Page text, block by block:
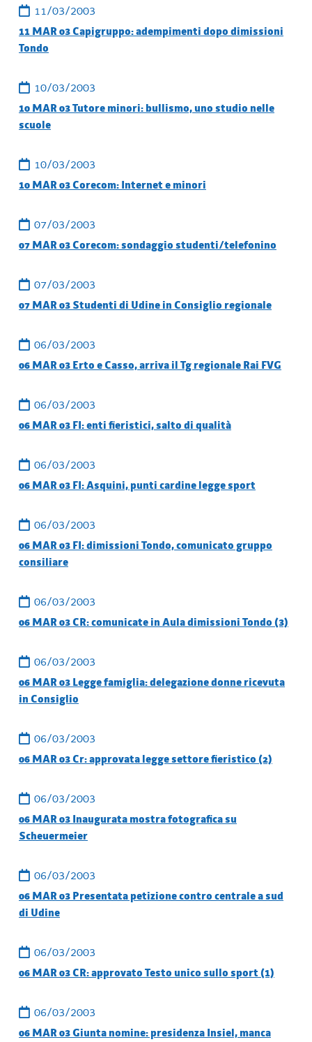
11/03/2003
11 MAR 03 Capigruppo: adempimenti dopo dimissioni
Tondo
10/03/2003
10 MAR 03 Tutore minori: bullismo, uno studio nelle
scuole
10/03/2003
10 MAR 03 Corecom: Internet e minori
07/03/2003
07 MAR 03 Corecom: sondaggio studenti/telefonino
07/03/2003
07 MAR 03 Studenti di Udine in Consiglio regionale
06/03/2003
06 MAR 03 Erto e Casso, arriva il Tg regionale Rai FVG
06/03/2003
06 MAR 03 FI: enti fieristici, salto di qualità
06/03/2003
06 MAR 03 FI: Asquini, punti cardine legge sport
06/03/2003
06 MAR 03 FI: dimissioni Tondo, comunicato gruppo
consiliare
06/03/2003
06 MAR 03 CR: comunicate in Aula dimissioni Tondo (3)
06/03/2003
06 MAR 03 Legge famiglia: delegazione donne ricevuta
in Consiglio
06/03/2003
06 MAR 03 Cr: approvata legge settore fieristico (2)
06/03/2003
06 MAR 03 Inaugurata mostra fotografica su
Scheuermeier
06/03/2003
06 MAR 03 Presentata petizione contro centrale a sud
di Udine
06/03/2003
06 MAR 03 CR: approvato Testo unico sullo sport (1)
06/03/2003
06 MAR 03 Giunta nomine: presidenza Insiel, manca